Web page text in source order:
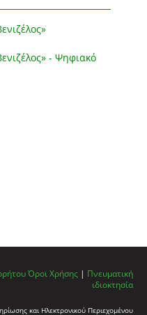
- Ψηφιακό
Όροι Χρήσης | Πνευματική
ιδιοκτησία
και Ηλεκτρονικού Περιεχομένου